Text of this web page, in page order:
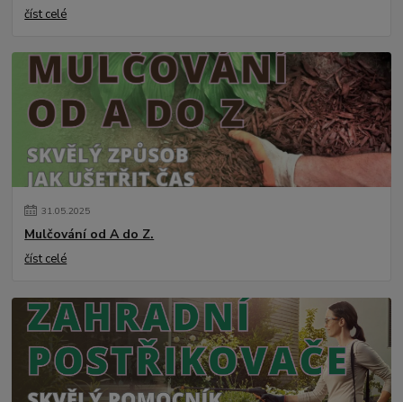
číst celé
31.05.2025
Mulčování od A do Z.
číst celé